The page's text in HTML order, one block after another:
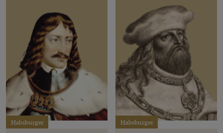
Habsburger Habsburger